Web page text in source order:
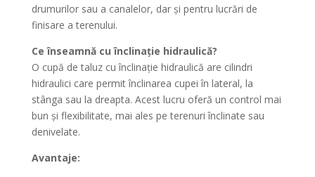
drumurilor sau a canalelor, dar și pentru lucrări de
finisare a terenului.
Ce înseamnă cu înclinație hidraulică?
O cupă de taluz cu înclinație hidraulică are cilindri
hidraulici care permit înclinarea cupei în lateral, la
stânga sau la dreapta. Acest lucru oferă un control mai
bun și flexibilitate, mai ales pe terenuri înclinate sau
denivelate.
Avantaje: